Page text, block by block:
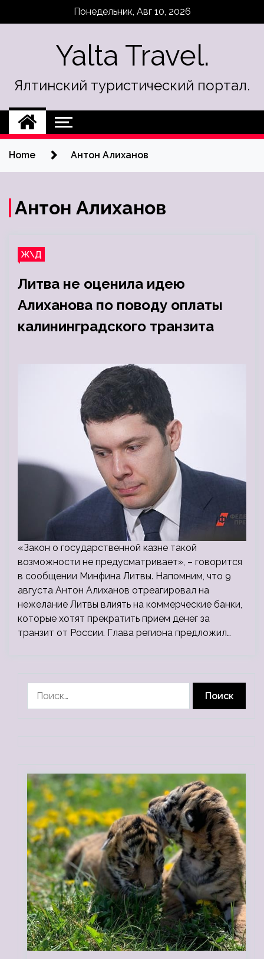
Понедельник, Авг 10, 2026
Yalta Travel.
Ялтинский туристический портал.
Home Антон Алиханов
Антон Алиханов
Ж\Д
Литва не оценила идею
Алиханова по поводу оплаты
калининградского транзита
«Закон о государственной казне такой
возможности не предусматривает», – говорится
в сообщении Минфина Литвы. Напомним, что 9
августа Антон Алиханов отреагировал на
нежелание Литвы влиять на коммерческие банки,
которые хотят прекратить прием денег за
транзит от России. Глава региона предложил…